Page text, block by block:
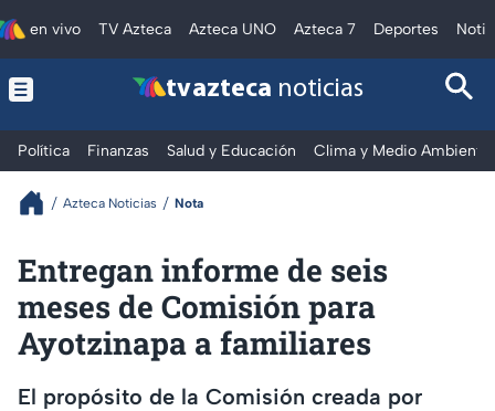
en vivo TV Azteca Azteca UNO Azteca 7 Deportes
tv azteca noticias
Política Finanzas Salud y Educación Clima y Medio Ambiente
Azteca Noticias Nota
Entregan informe de seis
meses de Comisión para
Ayotzinapa a familiares
El propósito de la Comisión creada por